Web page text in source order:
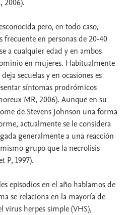
2006).
pero, en todo caso,
frecuente en personas de 20-40
a cualquier edad y en ambos
en mujeres. Habitualmente
secuelas y en ocasiones es
síntomas prodrómicos
MR, 2006). Aunque en su
de Stevens Johnson una forma
actualmente se le considera
generalmente a una reacción
grupo que la necrolisis
P, 1997).
episodios en el año hablamos de
se relaciona en la mayoría de
virus herpes simple (VHS),